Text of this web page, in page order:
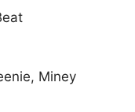
Miney